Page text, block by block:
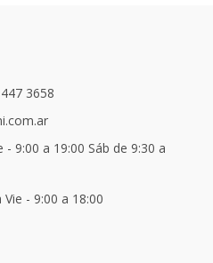
3658
- 9:00 a 19:00 Sáb de 9:30 a
Vie - 9:00 a 18:00